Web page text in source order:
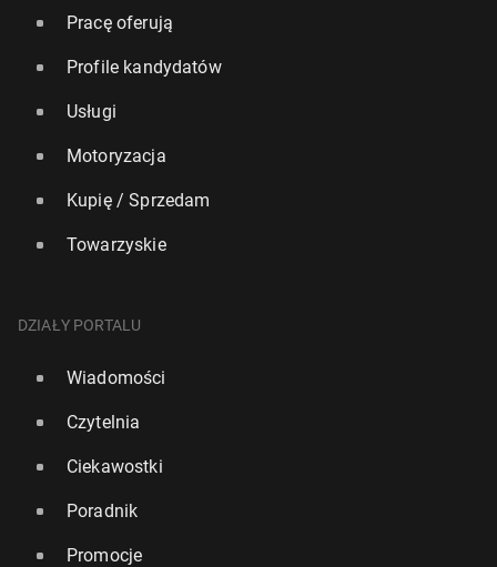
Pracę oferują
Profile kandydatów
Usługi
Motoryzacja
Kupię / Sprzedam
Towarzyskie
DZIAŁY PORTALU
Wiadomości
Czytelnia
Ciekawostki
Poradnik
Promocje